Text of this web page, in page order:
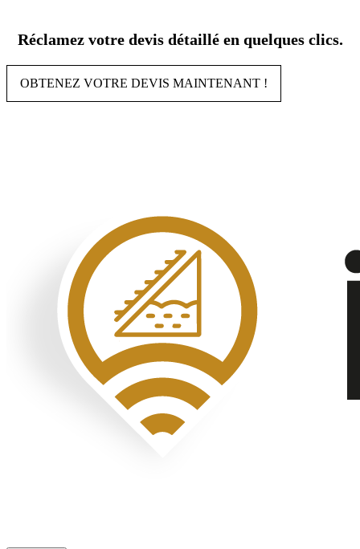
contenu
Réclamez votre devis détaillé en quelques clics.
OBTENEZ VOTRE DEVIS MAINTENANT !